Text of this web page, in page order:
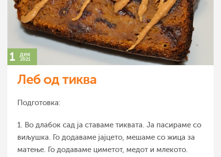
1 дек
2021
Леб од тиква
Подготовка:
1. Во длабок сад ја ставаме тиквата. Ја пасираме со
виљушка. Го додаваме јајцето, мешаме со жица за
матење. Го додаваме циметот, медот и млекото.